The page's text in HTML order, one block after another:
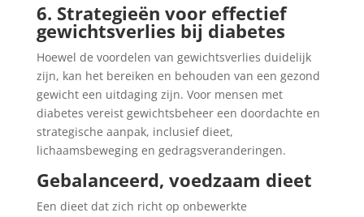
6. Strategieën voor effectief
gewichtsverlies bij diabetes
Hoewel de voordelen van gewichtsverlies duidelijk
zijn, kan het bereiken en behouden van een gezond
gewicht een uitdaging zijn. Voor mensen met
diabetes vereist gewichtsbeheer een doordachte en
strategische aanpak, inclusief dieet,
lichaamsbeweging en gedragsveranderingen.
Gebalanceerd, voedzaam dieet
Een dieet dat zich richt op onbewerkte